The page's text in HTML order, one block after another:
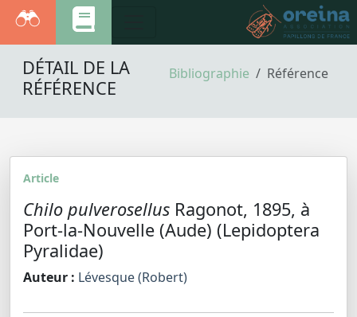
Bibliographie Référence
DÉTAIL DE LA
RÉFÉRENCE
Article
Chilo pulverosellus Ragonot, 1895, à
Port-la-Nouvelle (Aude) (Lepidoptera
Pyralidae)
Auteur : Lévesque (Robert)